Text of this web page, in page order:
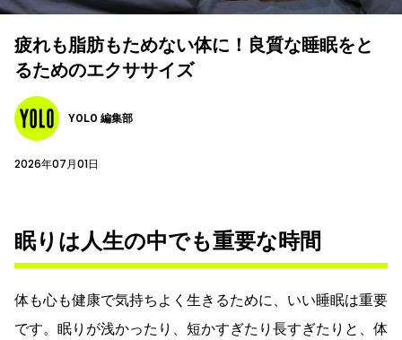
疲れも脂肪もためない体に！良質な睡眠をと
るためのエクササイズ
YOLO 編集部
2026年07月01日
眠りは人生の中でも重要な時間
体も心も健康で気持ちよく生きるために、いい睡眠は重要
です。眠りが浅かったり、短かすぎたり長すぎたりと、体